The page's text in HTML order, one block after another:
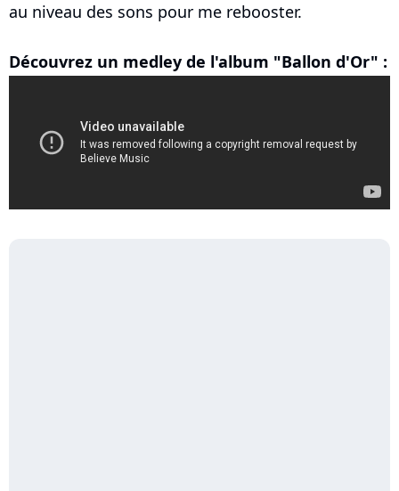
au niveau des sons pour me rebooster.
Découvrez un medley de l'album "Ballon d'Or" :